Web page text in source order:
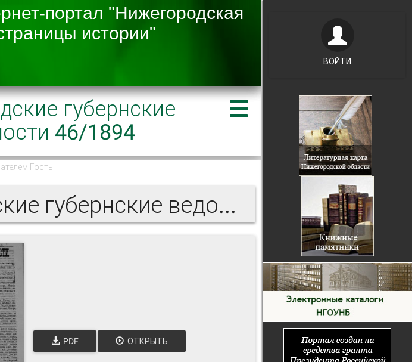
губернские
46/1894
Гость
Нижегородские губернские ведомости 1894
PDF ОТКРЫТЬ
ВОЙТИ